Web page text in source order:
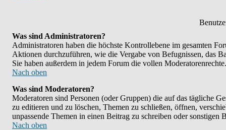
Was sind Administratoren?
Administratoren haben die höchste Kontrollebene im gesamten
Aktionen durchzuführen, wie die Vergabe von Befugnissen, das
Sie haben außerdem in jedem Forum die vollen Moderatorenrechte.
Nach oben
Was sind Moderatoren?
Moderatoren sind Personen (oder Gruppen) die auf das tägliche
zu editieren und zu löschen, Themen zu schließen, öffnen,
unpassende Themen in einen Beitrag zu schreiben oder sonstigen
Nach oben